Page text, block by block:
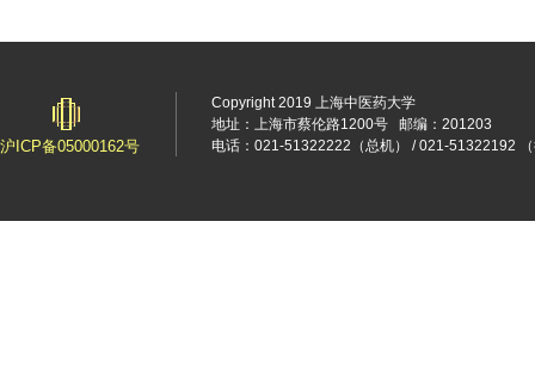
沪ICP备05000162号
Copyright 2019 上海中医药大学
地址：上海市蔡伦路1200号
邮编：201203
电话：021-51322222（总机） / 021-51322192